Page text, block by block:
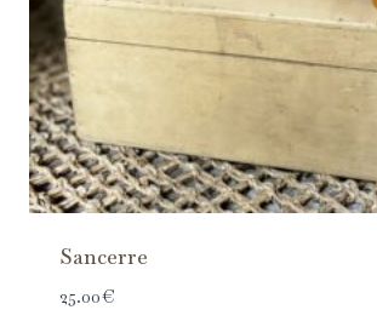
Sancerre
25.00€